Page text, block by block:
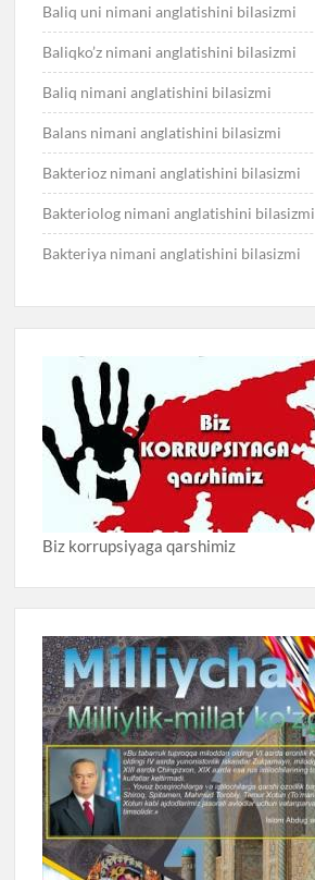
Baliq uni nimani anglatishini bilasizmi
Baliqko’z nimani anglatishini bilasizmi
Baliq nimani anglatishini bilasizmi
Balans nimani anglatishini bilasizmi
Bakterioz nimani anglatishini bilasizmi
Bakteriolog nimani anglatishini bilasizmi
Bakteriya nimani anglatishini bilasizmi
Biz korrupsiyaga qarshimiz